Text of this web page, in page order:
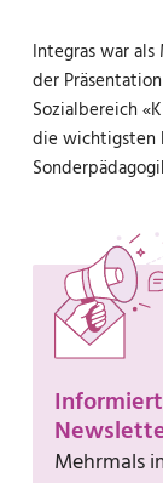
Integras war
der
Sozialbereich
die wichtigsten
Mehrmals